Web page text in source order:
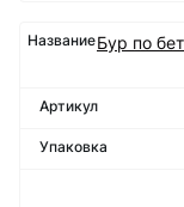
Бур по